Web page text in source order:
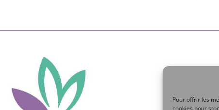
Pour offrir les
cookies pour